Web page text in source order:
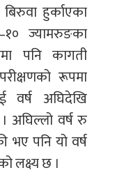
हुर्काएका
ज्यामरुङका
पनि कागती
रूपमा
वर्ष अघिदेखि
अघिल्लो वर्ष रु
भए पनि यो वर्ष
लक्ष्य छ ।